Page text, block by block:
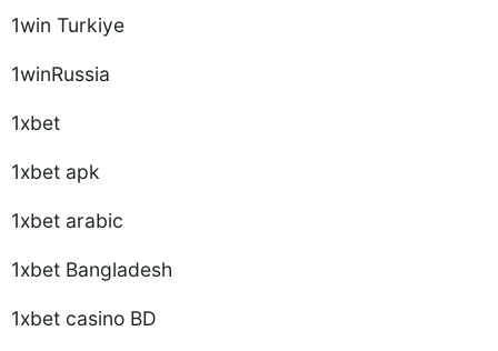
1win Turkiye
1winRussia
1xbet
1xbet apk
1xbet arabic
1xbet Bangladesh
1xbet casino BD